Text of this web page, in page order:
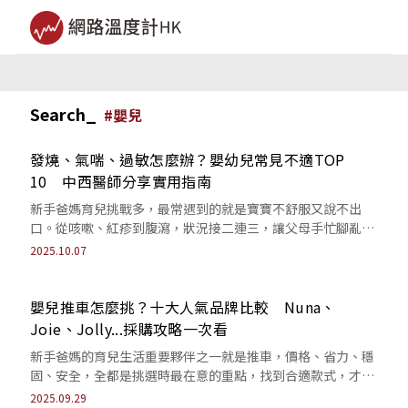
Search_ #嬰兒
發燒、氣喘、過敏怎麼辦？嬰幼兒常見不適TOP
10 中西醫師分享實用指南
新手爸媽育兒挑戰多，最常遇到的就是寶寶不舒服又說不出
口。從咳嗽、紅疹到腹瀉，狀況接二連三，讓父母手忙腳亂。
想要安心育兒，這份嬰幼兒照顧指南一定要收藏！
2025.10.07
嬰兒推車怎麼挑？十大人氣品牌比較 Nuna、
Joie、Jolly...採購攻略一次看
新手爸媽的育兒生活重要夥伴之一就是推車，價格、省力、穩
固、安全，全都是挑選時最在意的重點，找到合適款式，才能
真正減輕日常負擔，帶來更輕鬆的育兒體驗。
2025.09.29